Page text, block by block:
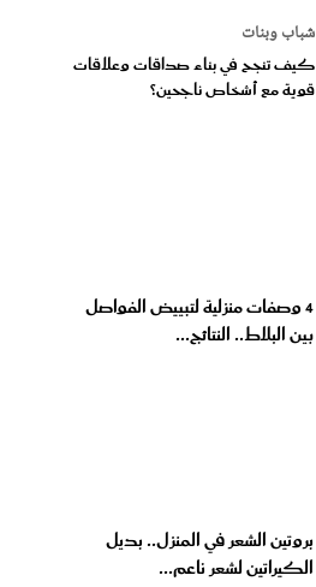
شباب وبنات
كيف تنجح في بناء صداقات وعلاقات
قوية مع أشخاص ناجحين؟
4 وصفات منزلية لتبييض الفواصل
بين البلاط.. النتائج...
بروتين الشعر في المنزل.. بديل
الكيراتين لشعر ناعم...